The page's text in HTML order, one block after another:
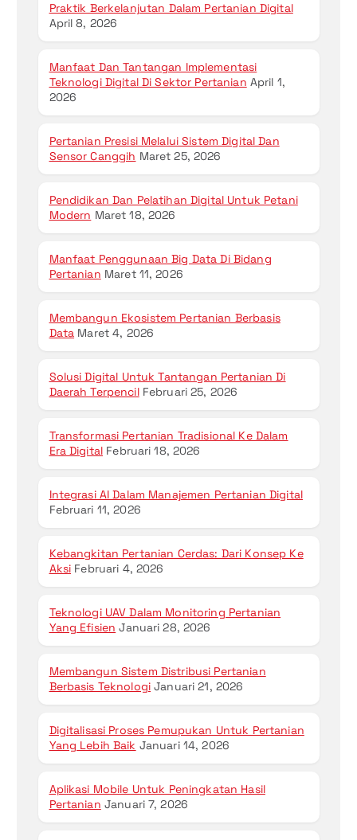
Praktik Berkelanjutan Dalam Pertanian Digital
April 8, 2026
Manfaat Dan Tantangan Implementasi
Teknologi Digital Di Sektor Pertanian April 1,
2026
Pertanian Presisi Melalui Sistem Digital Dan
Sensor Canggih Maret 25, 2026
Pendidikan Dan Pelatihan Digital Untuk Petani
Modern Maret 18, 2026
Manfaat Penggunaan Big Data Di Bidang
Pertanian Maret 11, 2026
Membangun Ekosistem Pertanian Berbasis
Data Maret 4, 2026
Solusi Digital Untuk Tantangan Pertanian Di
Daerah Terpencil Februari 25, 2026
Transformasi Pertanian Tradisional Ke Dalam
Era Digital Februari 18, 2026
Integrasi AI Dalam Manajemen Pertanian Digital
Februari 11, 2026
Kebangkitan Pertanian Cerdas: Dari Konsep Ke
Aksi Februari 4, 2026
Teknologi UAV Dalam Monitoring Pertanian
Yang Efisien Januari 28, 2026
Membangun Sistem Distribusi Pertanian
Berbasis Teknologi Januari 21, 2026
Digitalisasi Proses Pemupukan Untuk Pertanian
Yang Lebih Baik Januari 14, 2026
Aplikasi Mobile Untuk Peningkatan Hasil
Pertanian Januari 7, 2026